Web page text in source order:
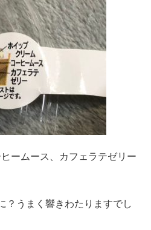
ームース、カフェラテゼリー
？うまく響きわたりますでし